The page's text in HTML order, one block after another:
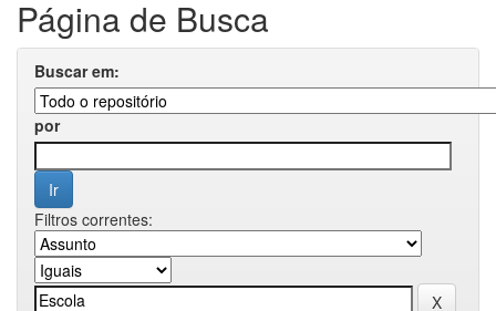
Página de Busca
Buscar em:
por
Filtros correntes: